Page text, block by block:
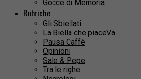
Gocce di Memoria
Rubriche
Gli Sbiellati
La Biella che piaceVa
Pausa Caffè
Opinioni
Sale & Pepe
Tra le righe